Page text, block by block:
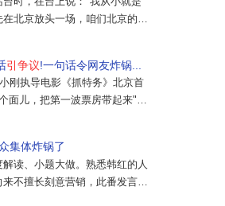
北京放头一场，咱们北京的兄
2000多万人口，您受累，您
，反倒
引争议!一句话令网友炸锅...
刚执导电影《抓特务》北京首
面儿，把第一波票房带起来"，
韩红在现场喊话北京观众"走
集体炸锅了
读、小题大做。熟悉韩红的人
不擅长刻意营销，此番发言只
施压的本意。作为多年好友，